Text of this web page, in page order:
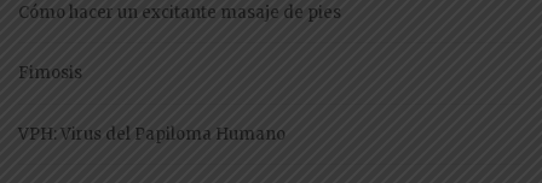
Cómo hacer un excitante masaje de pies
Fimosis
VPH: Virus del Papiloma Humano